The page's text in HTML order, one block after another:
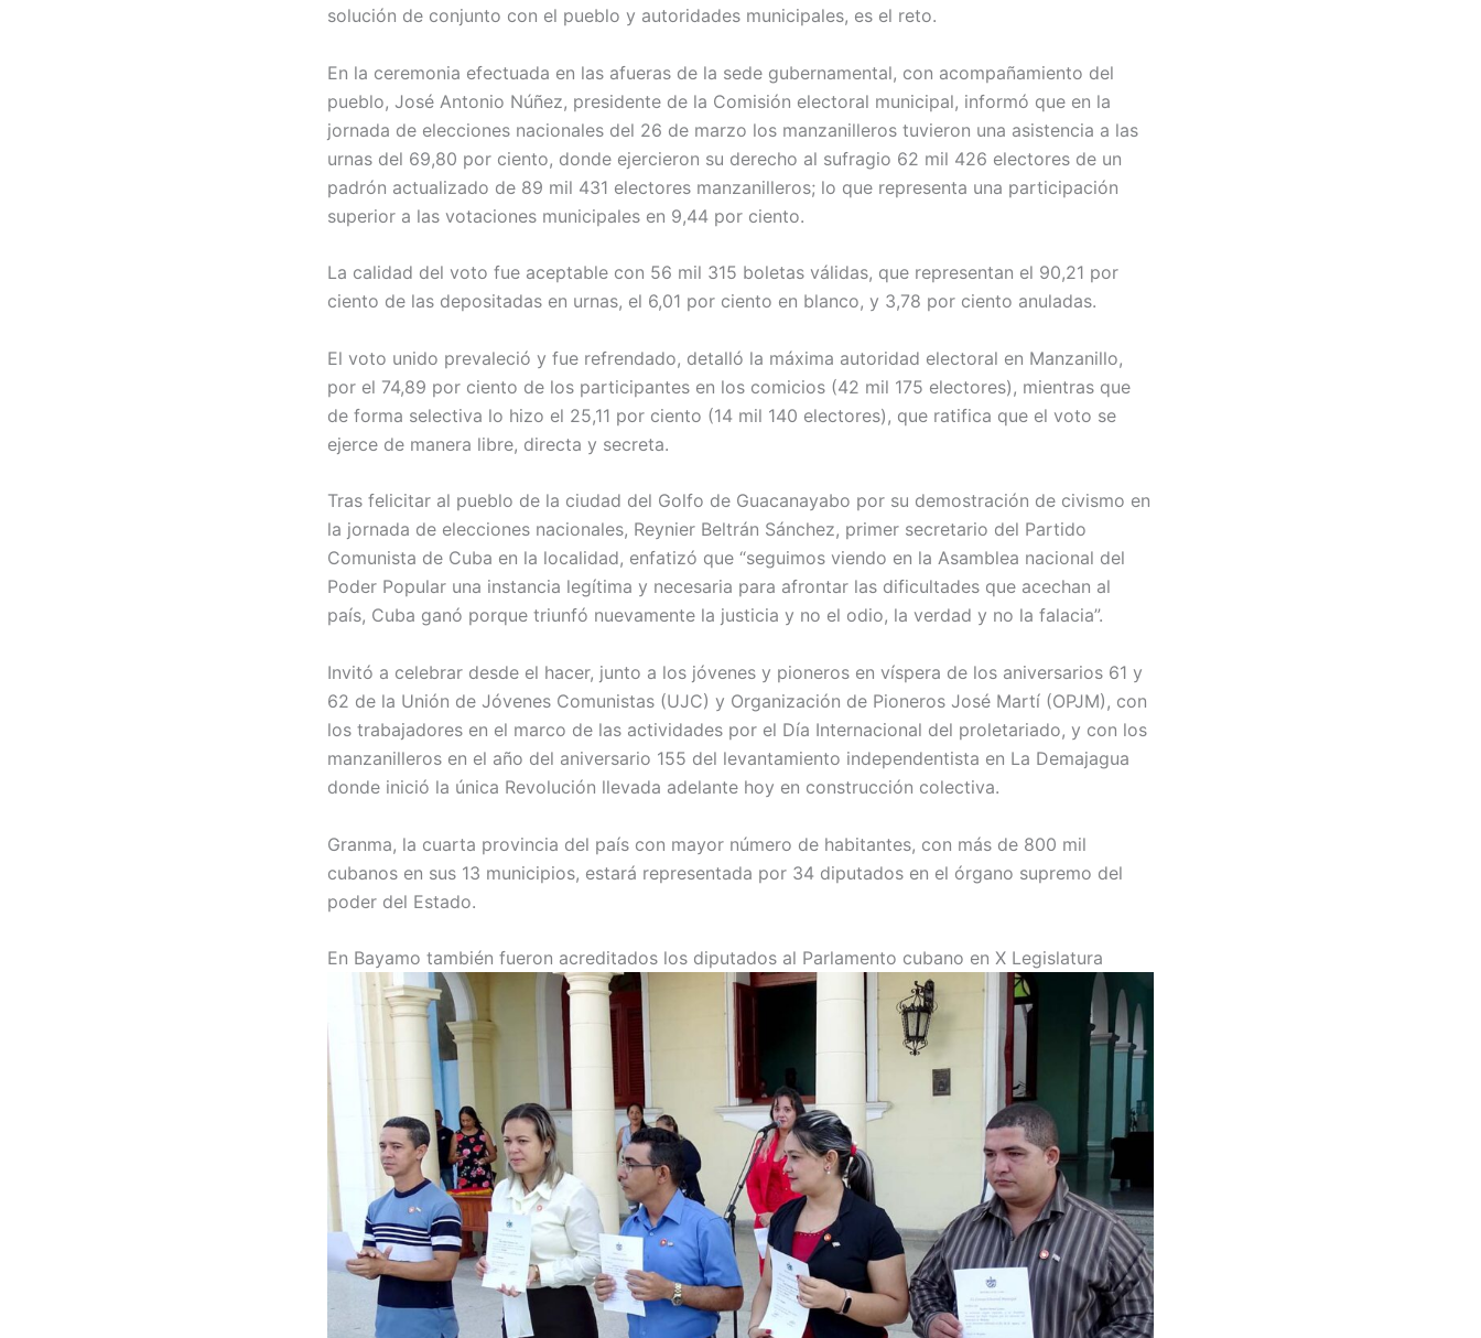
solución de conjunto con el pueblo y autoridades municipales, es el reto.
En la ceremonia efectuada en las afueras de la sede gubernamental, con acompañamiento del
pueblo, José Antonio Núñez, presidente de la Comisión electoral municipal, informó que en la
jornada de elecciones nacionales del 26 de marzo los manzanilleros tuvieron una asistencia a las
urnas del 69,80 por ciento, donde ejercieron su derecho al sufragio 62 mil 426 electores de un
padrón actualizado de 89 mil 431 electores manzanilleros; lo que representa una participación
superior a las votaciones municipales en 9,44 por ciento.
La calidad del voto fue aceptable con 56 mil 315 boletas válidas, que representan el 90,21 por
ciento de las depositadas en urnas, el 6,01 por ciento en blanco, y 3,78 por ciento anuladas.
El voto unido prevaleció y fue refrendado, detalló la máxima autoridad electoral en Manzanillo,
por el 74,89 por ciento de los participantes en los comicios (42 mil 175 electores), mientras que
de forma selectiva lo hizo el 25,11 por ciento (14 mil 140 electores), que ratifica que el voto se
ejerce de manera libre, directa y secreta.
Tras felicitar al pueblo de la ciudad del Golfo de Guacanayabo por su demostración de civismo en
la jornada de elecciones nacionales, Reynier Beltrán Sánchez, primer secretario del Partido
Comunista de Cuba en la localidad, enfatizó que “seguimos viendo en la Asamblea nacional del
Poder Popular una instancia legítima y necesaria para afrontar las dificultades que acechan al
país, Cuba ganó porque triunfó nuevamente la justicia y no el odio, la verdad y no la falacia”.
Invitó a celebrar desde el hacer, junto a los jóvenes y pioneros en víspera de los aniversarios 61 y
62 de la Unión de Jóvenes Comunistas (UJC) y Organización de Pioneros José Martí (OPJM), con
los trabajadores en el marco de las actividades por el Día Internacional del proletariado, y con los
manzanilleros en el año del aniversario 155 del levantamiento independentista en La Demajagua
donde inició la única Revolución llevada adelante hoy en construcción colectiva.
Granma, la cuarta provincia del país con mayor número de habitantes, con más de 800 mil
cubanos en sus 13 municipios, estará representada por 34 diputados en el órgano supremo del
poder del Estado.
En Bayamo también fueron acreditados los diputados al Parlamento cubano en X Legislatura